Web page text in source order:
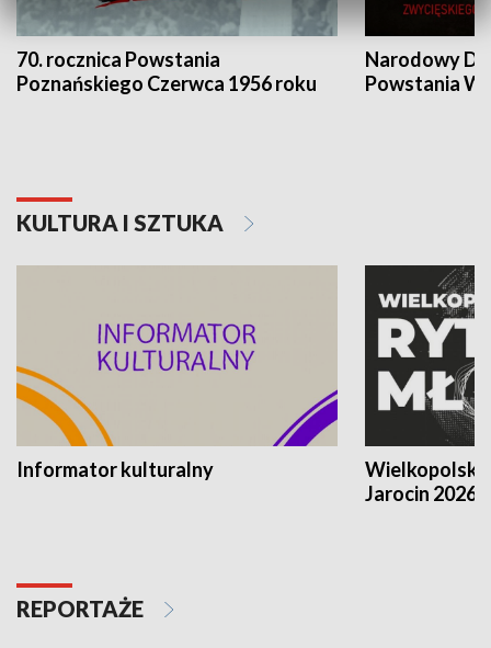
70. rocznica Powstania
Poznańskiego Czerwca 1956 roku
Narodowy
Powstania
KULTURA I SZTUKA
Informator kulturalny
Jarocin 2026
REPORTAŻE